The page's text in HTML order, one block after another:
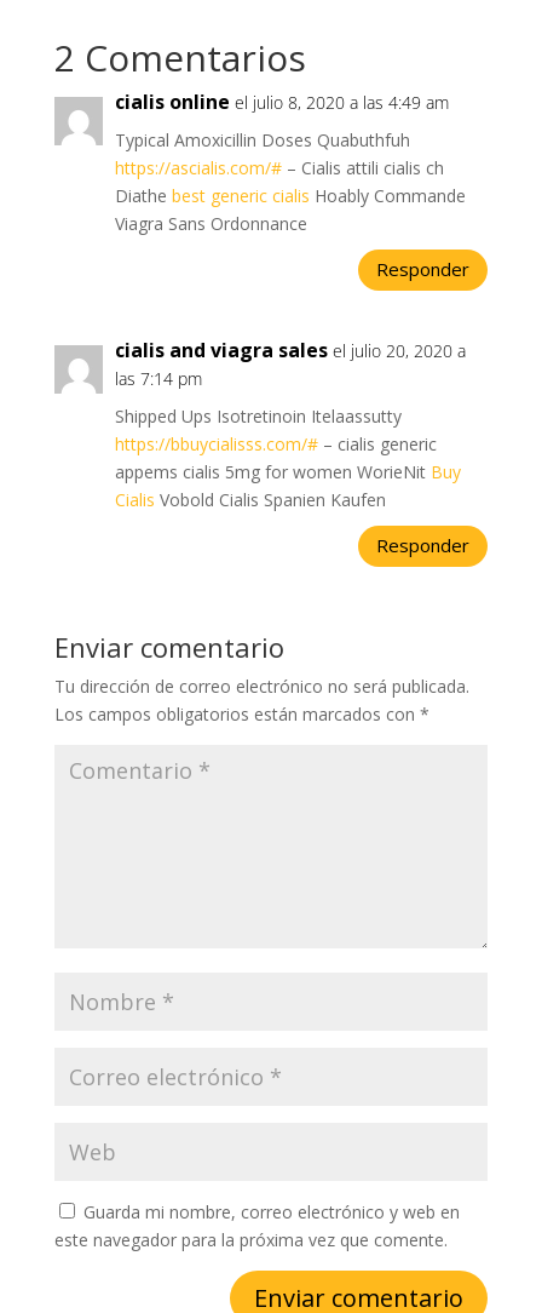
2 Comentarios
cialis online el julio 8, 2020 a las 4:49 am
Typical Amoxicillin Doses Quabuthfuh
https://ascialis.com/#– Cialis attili cialis ch
Diathe best generic cialis Hoably Commande
Viagra Sans Ordonnance
Responder
cialis and viagra sales el julio 20, 2020 a
las 7:14 pm
Shipped Ups Isotretinoin Itelaassutty
https://bbuycialisss.com/#– cialis generic
appems cialis 5mg for women WorieNit Buy
Cialis Vobold Cialis Spanien Kaufen
Responder
Enviar comentario
Tu dirección de correo electrónico no será publicada.
Los campos obligatorios están marcados con *
Guarda mi nombre, correo electrónico y web en
este navegador para la próxima vez que comente.